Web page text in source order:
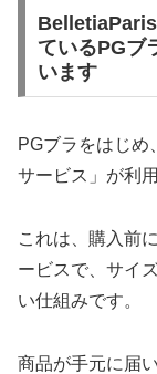
BelletiaParis
ているPGブ
います
PGブラをはじ
サービス」が利
これは、購入前
ービスで、サイ
い仕組みです。
商品が手元に届